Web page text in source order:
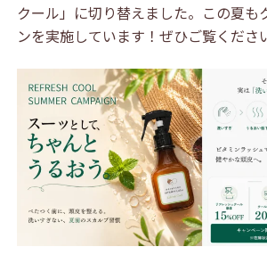
クール」に切り替えました。この夏も
ンを実施しています！ぜひご覧くださ